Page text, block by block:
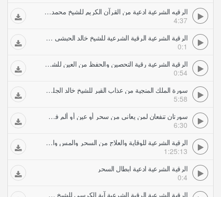
الرقيه الشرعية ادعية من القرآن الكريم للشيخ محمد جبريل
4:37
الرقية الشرعية الرقية الشرعية للشيخ خالد الحبشي اول عشر آيات من سورة الصافات
0:1
الرقية الشرعية رقية التحصين والحفظ من العين للشيخ صلاح الصيعري
0:54
سورة الملك المنجية من عذاب القبر للشيخ خالد الجليل جميلة الرقية الشرعية
5:58
سورتان تنفعان لمن يعاني من سحر أو عين أو ألم في الظهر أو ثقل على الأكتاف بصوت محمد اللحيدان الرقية الشرعية
6:30
الرقية الشرعية للوقاية والعلاج من السحر والمس والعين والحسد بصوت الشيخ محمد المحيسني
1:25:13
الرقية الشرعية ادعية ابطال السحر
0:4
الرقية الشرعية الرقية الشرعية آية الكرسي للشيخ خالد الحبشي